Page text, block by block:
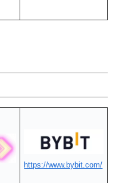
https://www.bybit.com/